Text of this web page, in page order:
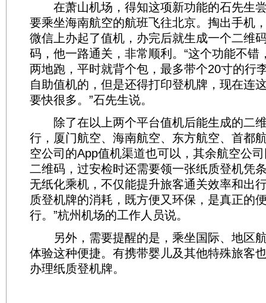
在萧山机场，得知这项新功能的石先生
要乘坐海南航空的航班飞往北京。掏出手机
微信上办起了值机，办完后就生成一个二维
码，他一路通关，非常顺利。“这个功能不错
两地跑，平时就背个包，最多带个20寸的行
自助值机的，但是还得打印登机牌，现在连
要快很多。”石先生说。
除了在以上两个平台值机后能生成的二
行，厦门航空、海南航空、东方航空、首都
空公司的App值机渠道也可以，其余航空公
二维码，过安检时还需要领一张纸质登机凭
无纸化乘机，不仅能提升旅客通关效率和出
质登机牌的消耗，既方便又环保，是真正的
行。”杭州机场的工作人员说。
另外，需要提醒的是，乘坐国际、地区
体验这种便捷。有携带婴儿及其他特殊旅客
办理纸质登机牌。